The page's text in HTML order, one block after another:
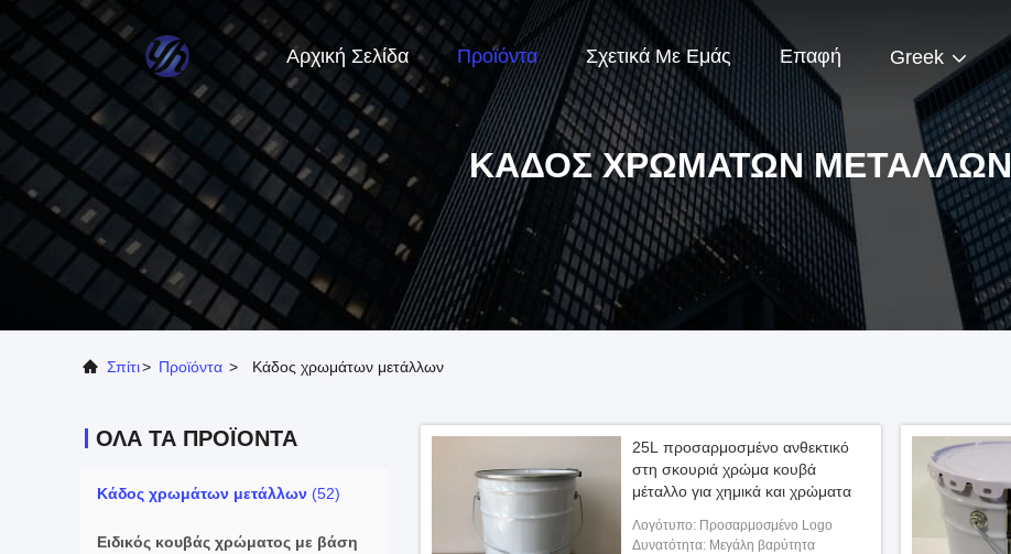
Αρχική Σελίδα Προϊόντα Σχετικά Με Εμάς Επαφή Greek
ΚΆΔΟΣ ΧΡΩΜΆΤΩΝ ΜΕΤΆΛΛΩΝ
Σπίτι> Προϊόντα > Κάδος χρωμάτων μετάλλων
ΌΛΑ ΤΑ ΠΡΟΪΌΝΤΑ
Κάδος χρωμάτων μετάλλων (52)
Ειδικός κουβάς χρώματος με βάση
25L προσαρμοσμένο ανθεκτικό
στη σκουριά χρώμα κουβά
μέταλλο για χημικά και χρώματα
Λογότυπο: Προσαρμοσμένο Logo
Δυνατότητα: Μεγάλη βαρύτητα